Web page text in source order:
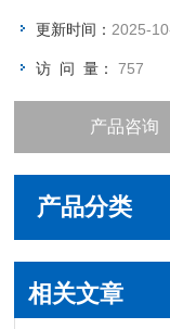
更新时间： 2025-
访 问 量：757
产品咨询
产品分类
相关文章